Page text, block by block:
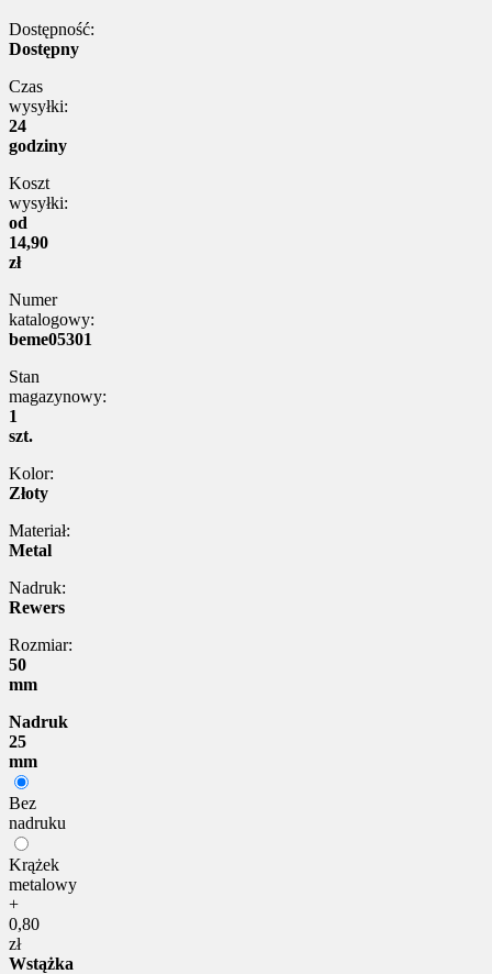
Dostępność:
Dostępny
Czas
wysyłki:
24
godziny
Koszt
wysyłki:
od
14,90
zł
Numer
katalogowy:
beme05301
Stan
magazynowy:
1
szt.
Kolor:
Złoty
Materiał:
Metal
Nadruk:
Rewers
Rozmiar:
50
mm
Nadruk
25
mm
Bez
nadruku
Krążek
metalowy
+
0,80
zł
Wstążka